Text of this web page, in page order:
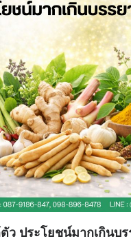
ว ประโยชน์มากเกินบ